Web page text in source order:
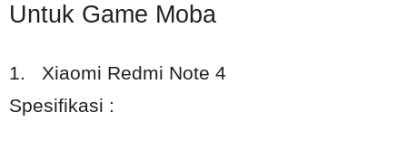
Untuk Game Moba
1. Xiaomi Redmi Note 4
Spesifikasi :